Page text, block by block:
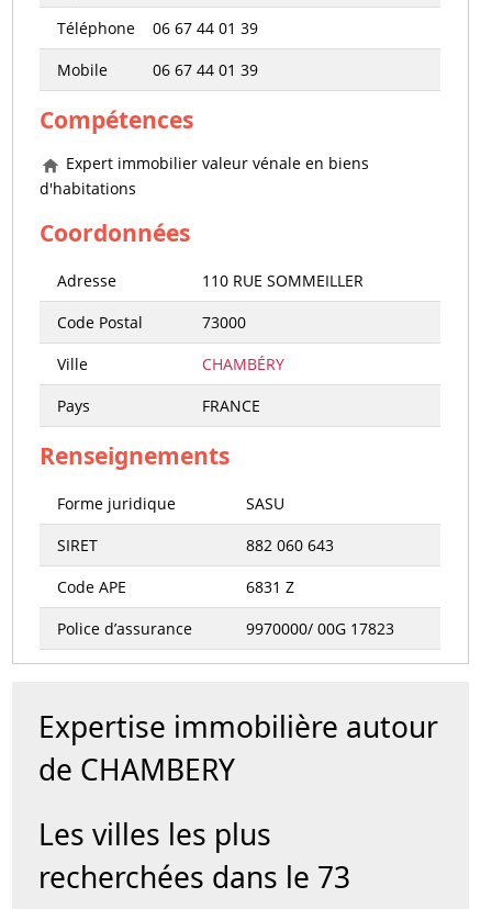
Téléphone
06 67 44 01 39
Mobile
06 67 44 01 39
Compétences
Expert immobilier valeur vénale en biens
d'habitations
Coordonnées
Adresse
110 RUE SOMMEILLER
Code Postal
73000
Ville
CHAMBÉRY
Pays
FRANCE
Renseignements
Forme juridique
SASU
SIRET
882 060 643
Code APE
6831 Z
Police d’assurance
9970000/ 00G 17823
Expertise immobilière autour
de CHAMBERY
Les villes les plus
recherchées dans le 73